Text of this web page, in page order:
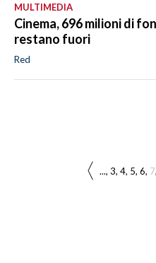
MULTIMEDIA
Cinema, 696 milioni di
restano fuori
Red
... 3 4 5 6 7